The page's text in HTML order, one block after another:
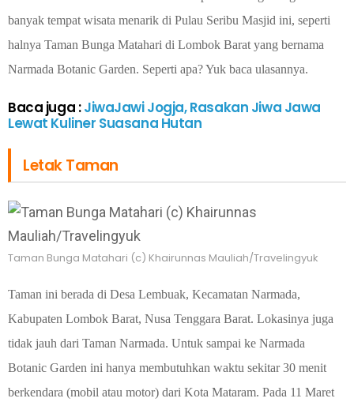
banyak tempat wisata menarik di Pulau Seribu Masjid ini, seperti
halnya Taman Bunga Matahari di Lombok Barat yang bernama
Narmada Botanic Garden. Seperti apa? Yuk baca ulasannya.
Baca juga :JiwaJawi Jogja, Rasakan Jiwa Jawa
Lewat Kuliner Suasana Hutan
Letak Taman
Taman Bunga Matahari (c) Khairunnas Mauliah/Travelingyuk
Taman ini berada di Desa Lembuak, Kecamatan Narmada,
Kabupaten Lombok Barat, Nusa Tenggara Barat. Lokasinya juga
tidak jauh dari Taman Narmada. Untuk sampai ke Narmada
Botanic Garden ini hanya membutuhkan waktu sekitar 30 menit
berkendara (mobil atau motor) dari Kota Mataram. Pada 11 Maret